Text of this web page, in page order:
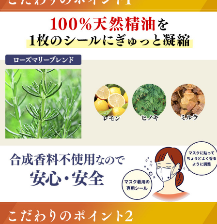
原料のアロマオイルは植物から抽出した天然物のため、香
りが少々異なる場合がありますが、品質には問題ありませ